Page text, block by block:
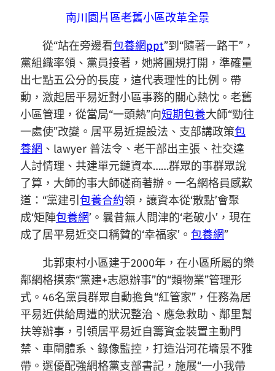
南川園片區老舊小區改革全景
從“站在旁邊看包養網ppt”到“隨著一路干”，
黨組織率領、黨員接著，她將圓規打開，準確量
出七點五公分的長度，這代表理性的比例。帶
動，激起居平易近對小區事務的關心熱忱。老舊
小區管理，從當局“一頭熱”向短期包養大師“勁往
一處使”改變。居平易近提設法、支部講政策包
養網 、lawyer 普法令、老干部出主張、社交達
人討情理、共建單元鏈資本……群眾的事群眾說
了算，大師的事大師磋商著辦。一名網格員感歎
道：“黨建引 包養合約領，讓資本從‘散點’會聚
成‘矩陣包養網’。曩昔無人問津的‘老破小’，現在
成了居平易近交口稱贊的‘幸福家’。 包養網”
北郭東村小區建于2000年，在小區所屬的樂
鄰網格摸索“黨建+志愿辦事”的“類物業”管理形
式。46名黨員群眾自動擔負“紅管家”，任務為居
平易近供給周遭的狀況整治、應急救助、鄰里幫
扶等辦事，引領居平易近自籌資金裝置主動門
禁、車閘體系、錄像監控，打造沿河花墻景不雅
帶。選優配強網格黨支部書記，施展“一小我帶